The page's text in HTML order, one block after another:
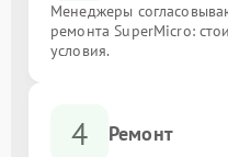
Менеджеры
ремонта SuperMicro:
условия.
4 Ремонт